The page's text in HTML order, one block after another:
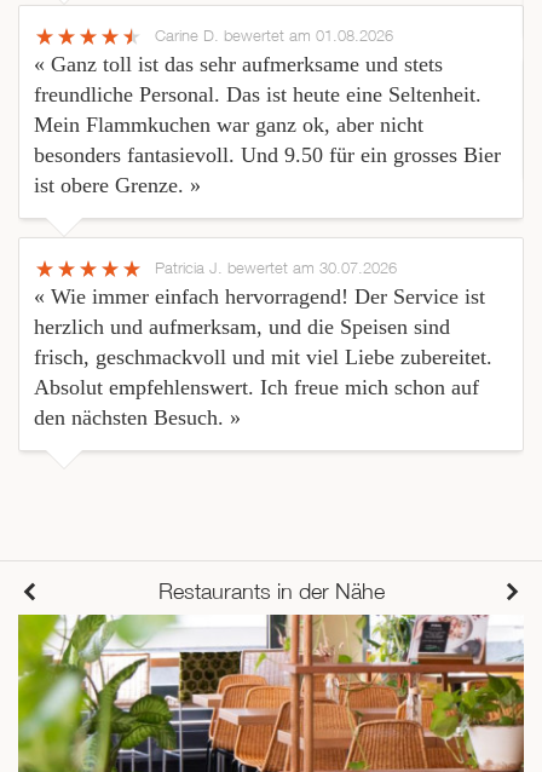
Carine D. bewertet am 01.08.2026
« Ganz toll ist das sehr aufmerksame und stets
freundliche Personal. Das ist heute eine Seltenheit.
Mein Flammkuchen war ganz ok, aber nicht
besonders fantasievoll. Und 9.50 für ein grosses Bier
ist obere Grenze. »
Patricia J. bewertet am 30.07.2026
« Wie immer einfach hervorragend! Der Service ist
herzlich und aufmerksam, und die Speisen sind
frisch, geschmackvoll und mit viel Liebe zubereitet.
Absolut empfehlenswert. Ich freue mich schon auf
den nächsten Besuch. »
Restaurants in der Nähe